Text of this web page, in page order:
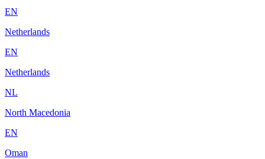
EN
Netherlands
EN
Netherlands
NL
North Macedonia
EN
Oman